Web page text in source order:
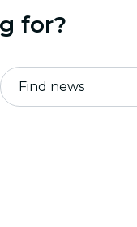
for?
Find news